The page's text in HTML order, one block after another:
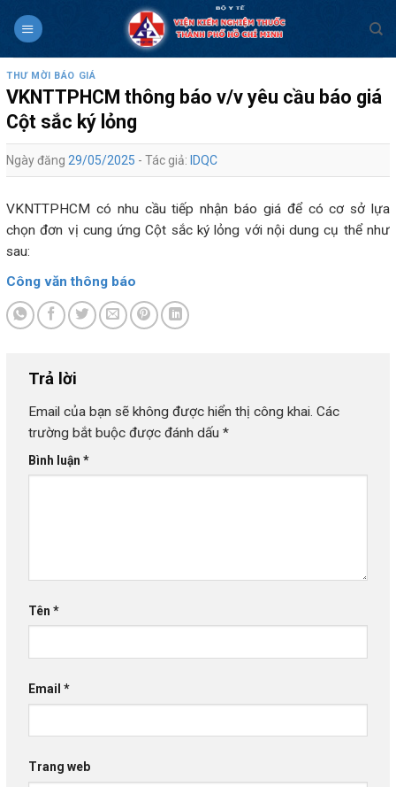
THƯ MỜI BÁO GIÁ
VKNTTPHCM thông báo v/v yêu cầu báo giá
Cột sắc ký lỏng
Ngày đăng 29/05/2025 - Tác giả: IDQC
VKNTTPHCM có nhu cầu tiếp nhận báo giá để có cơ sở lựa
chọn đơn vị cung ứng Cột sắc ký lỏng với nội dung cụ thể như
sau:
Công văn thông báo
Trả lời
Email của bạn sẽ không được hiển thị công khai. Các
trường bắt buộc được đánh dấu *
Bình luận *
Tên *
Email *
Trang web